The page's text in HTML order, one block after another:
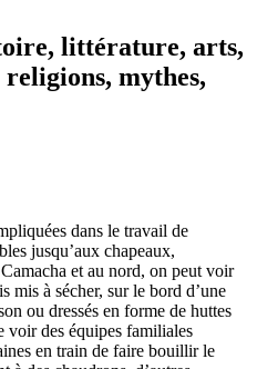
littérature, arts,
mythes,
dans le travail de
jusqu’aux chapeaux,
Camacha et au nord, on peut voir
mis à sécher, sur le bord d’une
ou dressés en forme de huttes
voir des équipes familiales
en train de faire bouillir le